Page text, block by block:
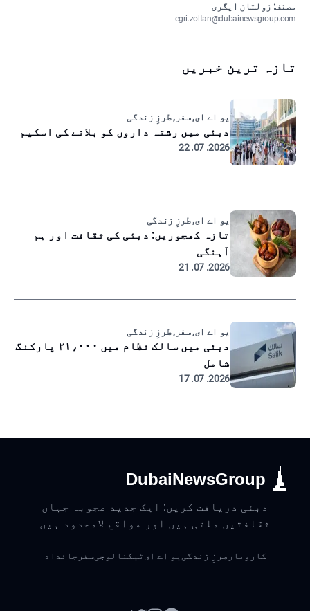
مصنف: زولتان ایگری
egri.zoltan@dubainewsgroup.com
تازہ ترین خبریں
یو اے ای, سفر, طرزِ زندگی
دبئی میں رشتہ داروں کو بلانے کی اسکیم
2026. 07. 22
یو اے ای, طرزِ زندگی
تازہ کھجوریں: دبئی کی ثقافت اور ہم
آہنگی
2026. 07. 21
یو اے ای, سفر, طرزِ زندگی
دبئی میں سالک نظام میں ۲۱،۰۰۰ پارکنگ
شامل
2026. 07. 17
DubaiNewsGroup
دبئی دریافت کریں: ایک جدید عجوبہ جہاں
ثقافتیں ملتی ہیں اور مواقع لامحدود ہیں
کاروبار طرزِ زندگی یو اے ایٹیکنالوجیسفر جائداد